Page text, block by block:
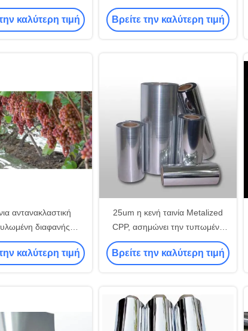
CPP απόδειξης
καλύτερη τιμή
Mylar ταινία απόδειξης VMCPP
Βρείτε την καλύτερη τιμή
αντανακλαστική
διαφανής
CPP ταινία 20um
για τη γεωργία
καλύτερη τιμή
25um η κενή ταινία Metalized
CPP, ασημώνει την τυπωμένη
συσκευάζοντας ταινία
Βρείτε την καλύτερη τιμή